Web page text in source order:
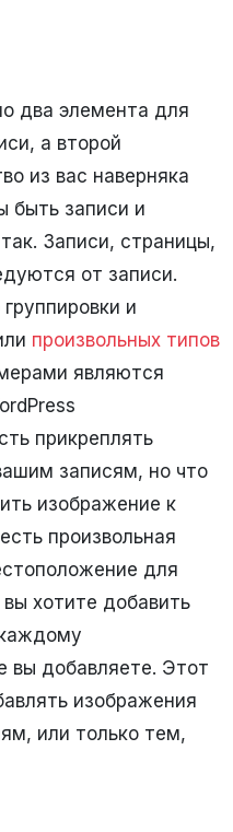
два элемента для
а второй
из вас наверняка
быть записи и
Записи, страницы,
от записи.
и
произвольных типов
являются
прикреплять
записям, но что
изображение к
произвольная
для
хотите добавить
вы добавляете. Этот
изображения
или только тем,